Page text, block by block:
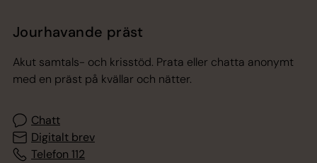
Jourhavande präst
Akut samtals- och krisstöd. Prata eller chatta anonymt
med en präst på kvällar och nätter.
Chatt
Digitalt brev
Telefon 112